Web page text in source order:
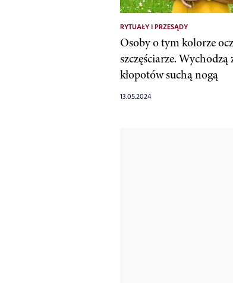
RYTUAŁY I PRZESĄDY
Osoby o tym kolorze
szczęściarze. Wychodzą
kłopotów suchą nogą
13.05.2024